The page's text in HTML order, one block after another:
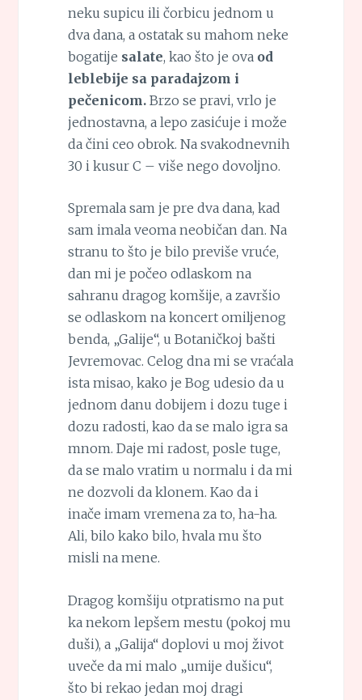
neku supicu ili čorbicu jednom u
dva dana, a ostatak su mahom neke
bogatije salate, kao što je ova od
leblebije sa paradajzom i
pečenicom. Brzo se pravi, vrlo je
jednostavna, a lepo zasićuje i može
da čini ceo obrok. Na svakodnevnih
30 i kusur C – više nego dovoljno.
Spremala sam je pre dva dana, kad
sam imala veoma neobičan dan. Na
stranu to što je bilo previše vruće,
dan mi je počeo odlaskom na
sahranu dragog komšije, a završio
se odlaskom na koncert omiljenog
benda, „Galije“, u Botaničkoj bašti
Jevremovac. Celog dna mi se vraćala
ista misao, kako je Bog udesio da u
jednom danu dobijem i dozu tuge i
dozu radosti, kao da se malo igra sa
mnom. Daje mi radost, posle tuge,
da se malo vratim u normalu i da mi
ne dozvoli da klonem. Kao da i
inače imam vremena za to, ha-ha.
Ali, bilo kako bilo, hvala mu što
misli na mene.
Dragog komšiju otpratismo na put
ka nekom lepšem mestu (pokoj mu
duši), a „Galija“ doplovi u moj život
uveče da mi malo „umije dušicu“,
što bi rekao jedan moj dragi